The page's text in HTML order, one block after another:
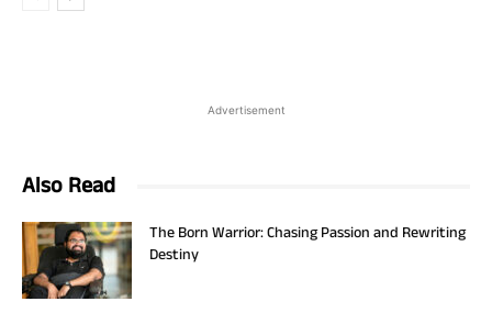
Advertisement
Also Read
The Born Warrior: Chasing Passion and Rewriting
Destiny